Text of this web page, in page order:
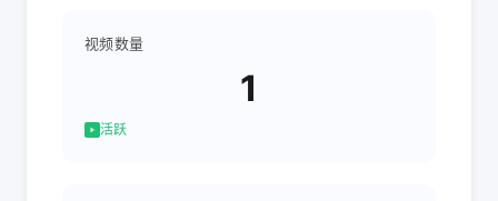
视频数量
1
活跃